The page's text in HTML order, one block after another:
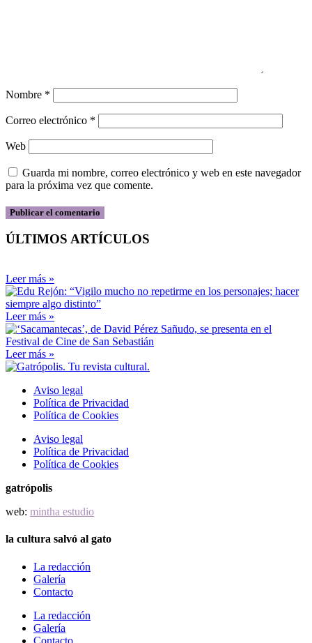
Nombre *
Correo electrónico *
Web
Guarda mi nombre, correo electrónico y web en este navegador
para la próxima vez que comente.
ÚLTIMOS ARTÍCULOS
Leer más »
Leer más »
Leer más »
Aviso legal
Política de Privacidad
Política de Cookies
Aviso legal
Política de Privacidad
Política de Cookies
gatrópolis
web: mintha estudio
la cultura salvó al gato
La redacción
Galería
Contacto
La redacción
Galería
Contacto